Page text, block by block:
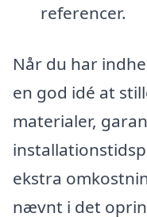
referencer.
Når du har
en god idé at
materialer,
ekstra
nævnt i det